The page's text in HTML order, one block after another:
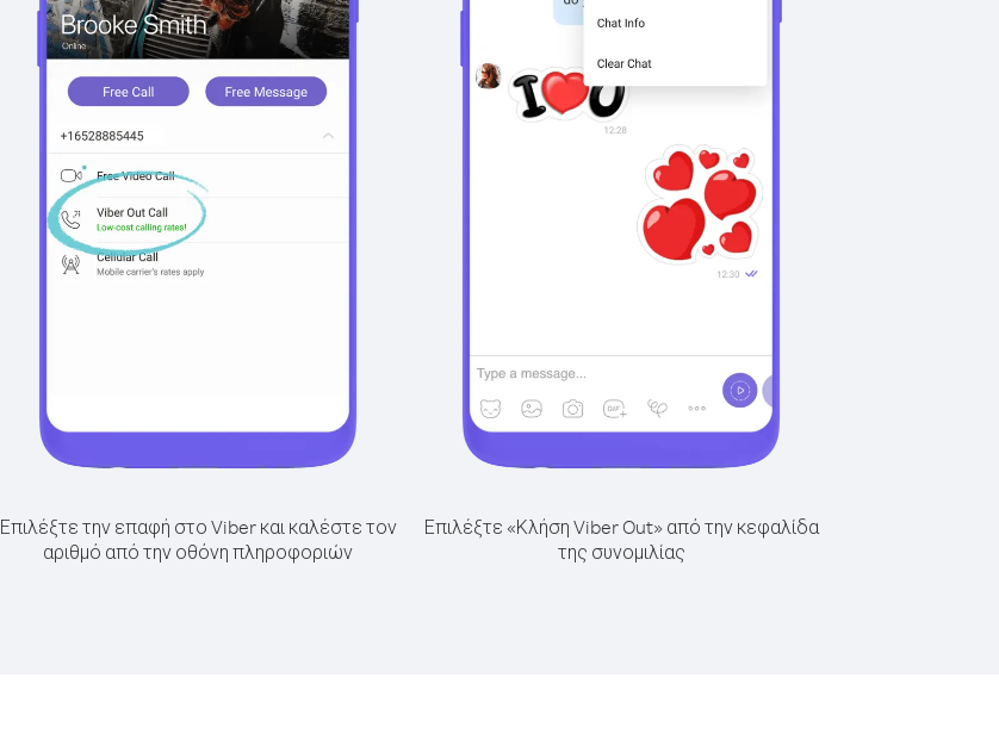
Επιλέξτε την επαφή στο Viber και καλέστε τον
αριθμό από την οθόνη πληροφοριών
Επιλέξτε «Κλήση Viber Out» από την κεφαλίδα
της συνομιλίας